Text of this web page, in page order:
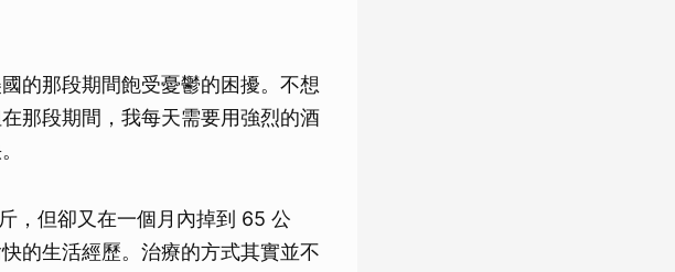
的那段期間飽受憂鬱的困擾。不想
那段期間，我每天需要用強烈的酒
，但卻又在一個月內掉到 65 公
的生活經歷。治療的方式其實並不